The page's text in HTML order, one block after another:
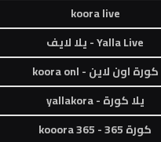
koora live
Yalla Live - يلا لايف
كورة اون لاين - koora onl
يلا كورة - yallakora
كورة 365 - kooora 365